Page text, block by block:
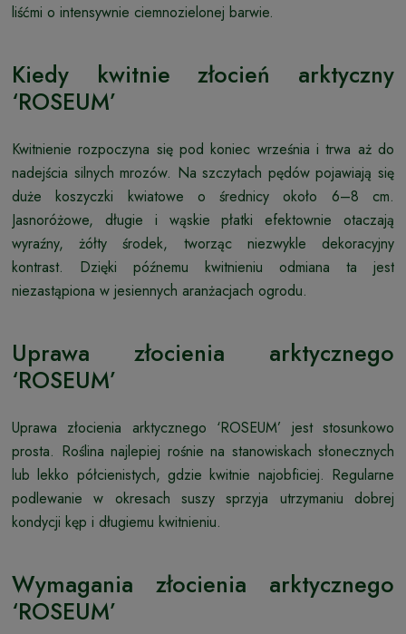
liśćmi o intensywnie ciemnozielonej barwie.
Kiedy kwitnie złocień arktyczny
‘ROSEUM’
Kwitnienie rozpoczyna się pod koniec września i trwa aż do
nadejścia silnych mrozów. Na szczytach pędów pojawiają się
duże koszyczki kwiatowe o średnicy około 6–8 cm.
Jasnoróżowe, długie i wąskie płatki efektownie otaczają
wyraźny, żółty środek, tworząc niezwykle dekoracyjny
kontrast. Dzięki późnemu kwitnieniu odmiana ta jest
niezastąpiona w jesiennych aranżacjach ogrodu.
Uprawa złocienia arktycznego
‘ROSEUM’
Uprawa złocienia arktycznego ‘ROSEUM’ jest stosunkowo
prosta. Roślina najlepiej rośnie na stanowiskach słonecznych
lub lekko półcienistych, gdzie kwitnie najobficiej. Regularne
podlewanie w okresach suszy sprzyja utrzymaniu dobrej
kondycji kęp i długiemu kwitnieniu.
Wymagania złocienia arktycznego
‘ROSEUM’